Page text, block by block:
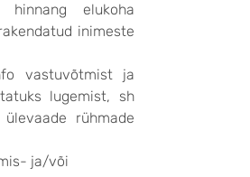
hinnang elukoha
inimeste
vastuvõtmist ja
lugemist, sh
rühmade
ja/või